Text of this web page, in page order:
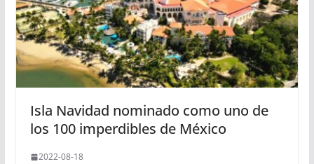
Isla Navidad nominado como uno de
los 100 imperdibles de México
2022-08-18